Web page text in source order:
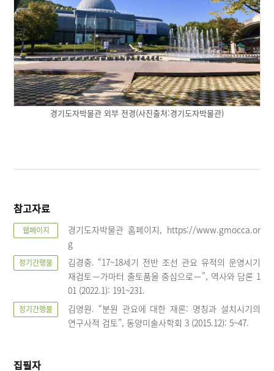
경기도자박물관 외부 전경(사진출처:경기도자박물관)
참고자료
웹페이지
경기도자박물관 홈페이지, https://www.gmocca.or
g
정기간행물
김경중. “17~18세기 전반 조선 관요 유적의 운영시기
재검토－가마터 출토품을 중심으로－”, 역사와 담론 1
01 (2022.1): 191~231.
정기간행물
김영원. “분원 관요에 대한 재론: 명칭과 설치시기의
연구사적 검토”, 동양미술사학회 3 (2015.12): 5~47.
집필자